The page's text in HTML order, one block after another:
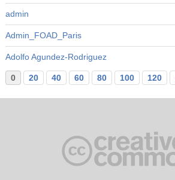
admin
Admin_FOAD_Paris
Adolfo Agundez-Rodriguez
0 20 40 60 80 100 120